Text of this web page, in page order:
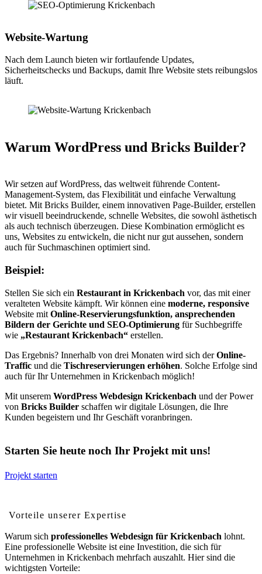
Website-Wartung
Nach dem Launch bieten wir fortlaufende Updates,
Sicherheitschecks und Backups, damit Ihre Website stets reibungslos
läuft.
Warum WordPress und Bricks Builder?
Wir setzen auf WordPress, das weltweit führende Content-
Management-System, das Flexibilität und einfache Verwaltung
bietet. Mit Bricks Builder, einem innovativen Page-Builder, erstellen
wir visuell beeindruckende, schnelle Websites, die sowohl ästhetisch
als auch technisch überzeugen. Diese Kombination ermöglicht es
uns, Websites zu entwickeln, die nicht nur gut aussehen, sondern
auch für Suchmaschinen optimiert sind.
Beispiel:
Stellen Sie sich ein Restaurant in Krickenbach vor, das mit einer
veralteten Website kämpft. Wir können eine moderne, responsive
Website mit Online-Reservierungsfunktion, ansprechenden
Bildern der Gerichte und SEO-Optimierung für Suchbegriffe
wie „Restaurant Krickenbach“ erstellen.
Das Ergebnis? Innerhalb von drei Monaten wird sich derOnline-
Traffic und die Tischreservierungen erhöhen. Solche Erfolge sind
auch für Ihr Unternehmen in Krickenbach möglich!
Mit unserem WordPress Webdesign Krickenbach und der Power
von Bricks Builder schaffen wir digitale Lösungen, die Ihre
Kunden begeistern und Ihr Geschäft voranbringen.
Starten Sie heute noch Ihr Projekt mit uns!
Projekt starten
Vorteile unserer Expertise
Warum sich professionelles Webdesign für Krickenbach lohnt.
Eine professionelle Website ist eine Investition, die sich für
Unternehmen in Krickenbach mehrfach auszahlt. Hier sind die
wichtigsten Vorteile: